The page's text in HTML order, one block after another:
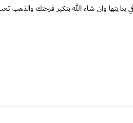
بدايتها وان شاء الله بتكبر فرحتك